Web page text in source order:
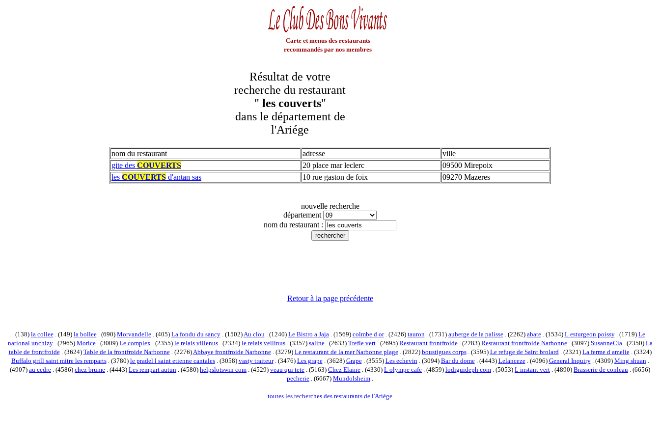
Carte et menus des restaurants
recommandés par nos membres
Résultat de votre
recherche du restaurant
" les couverts"
dans le département de
l'Ariége
nom du restaurant adresse
ville
gite des COUVERTS 20 place mar leclerc
09500 Mirepoix
les COUVERTS d'antan sas 10 rue gaston de foix 09270 Mazeres
nouvelle recherche
département
nom du restaurant :
Retour à la page précédente
(138) la collee. (149) la bollee. (690) Morvandelle. (405) La fondu du sancy. (1502)Au clou. (1240) Le Bistro a Jaja. (1569) colmbe d or. (2426) tauron. (1731) auberge de la palisse. (2262) abate. (1534) L esturgeon poissy. (1719) Le
national unchizy. (2965) Morice. (3009) Le complex. (2355) le relais villenus. (2334) le relais vellinus. (3357) saline. (2633) Trefle vert. (2695) Restaurant frontfroide. (2283) Restaurant frontfroide Narbonne. (3097) SusanneCia. (2350) La
table de frontfroide. (3624) Table de la frontfroide Narbonne. (2276)Abbaye frontfroide Narbonne. (3279) Le restaurant de la mer Narbonne plage. (2822) boustigues corps. (3595) Le refuge de Saint brolard. (2321) La ferme d amelie. (3324)
Buffalo grill saint mitre les remparts. (3780) le pradel l saint etienne cantales. (3058) vasty traiteur. (3476) Les grape. (3628) Grape. (3555) Les echevin. (3094) Bar du dome. (4443) Lelanceze. (4096) General Inquiry. (4309) Ming shuan.
(4907) au cedre . (4586) chez brume . (4443) Les rempart autun . (4580) helpslotswin com . (4529) veau qui tete . (5163) Chez Elaine . (4330) L olympe cafe . (4859) lodiguideph com . (5053) L instant vert . (4890) Brasserie de conleau . (6656)
pecherie . (6667) Mundolsheim .
toutes les recherches des restaurants de l'Ariége